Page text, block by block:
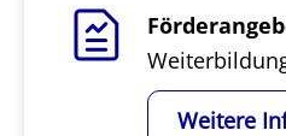
Weitere